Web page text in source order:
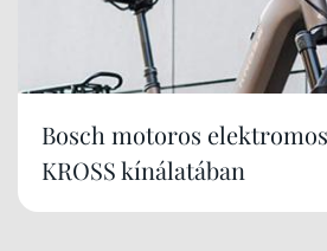
Bosch motoros
KROSS kínálatában